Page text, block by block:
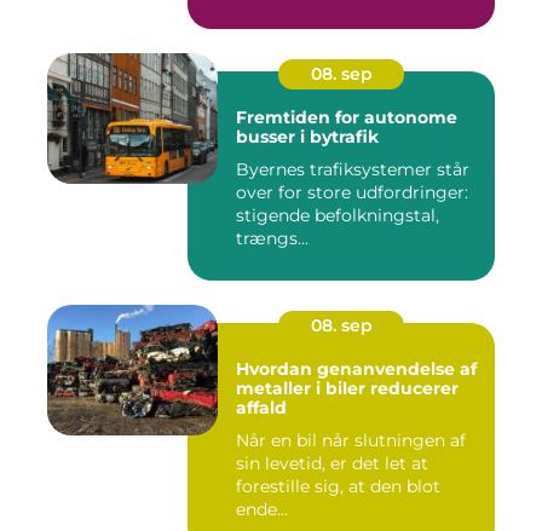
08. sep
Fremtiden for autonome
busser i bytrafik
Byernes trafiksystemer står
over for store udfordringer:
stigende befolkningstal,
trængs...
08. sep
Hvordan genanvendelse af
metaller i biler reducerer
affald
Når en bil når slutningen af
sin levetid, er det let at
forestille sig, at den blot
ende...